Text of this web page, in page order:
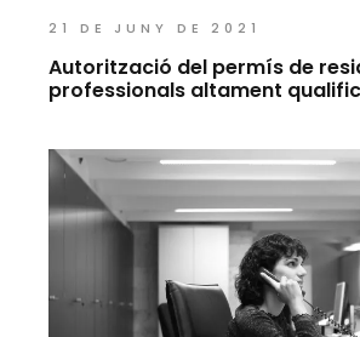
21 DE JUNY DE 2021
Autorització del permís de
professionals altament